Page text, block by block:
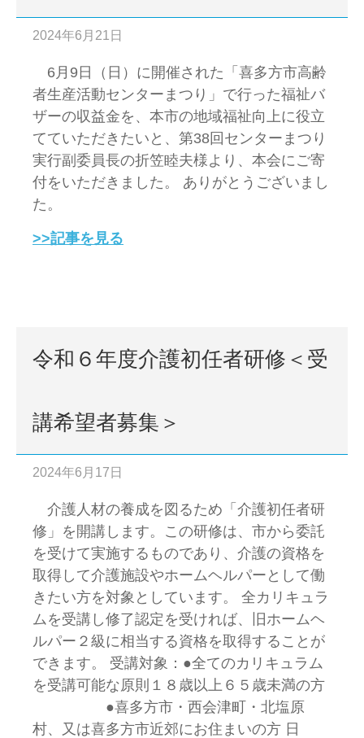
2024年6月21日
6月9日（日）に開催された「喜多方市高齢
者生産活動センターまつり」で行った福祉バ
ザーの収益金を、本市の地域福祉向上に役立
てていただきたいと、第38回センターまつり
実行副委員長の折笠睦夫様より、本会にご寄
付をいただきました。 ありがとうございまし
た。
>>記事を見る
令和６年度介護初任者研修＜受
講希望者募集＞
2024年6月17日
介護人材の養成を図るため「介護初任者研
修」を開講します。この研修は、市から委託
を受けて実施するものであり、介護の資格を
取得して介護施設やホームヘルパーとして働
きたい方を対象としています。 全カリキュラ
ムを受講し修了認定を受ければ、旧ホームヘ
ルパー２級に相当する資格を取得することが
できます。 受講対象：●全てのカリキュラム
を受講可能な原則１８歳以上６５歳未満の方
●喜多方市・西会津町・北塩原
村、又は喜多方市近郊にお住まいの方 日